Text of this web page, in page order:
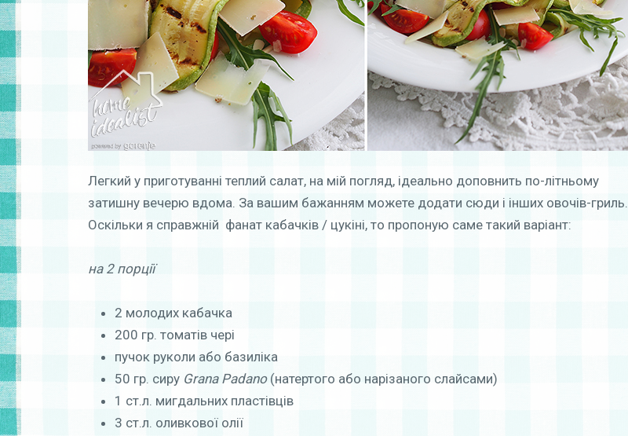
Легкий у приготуванні теплий салат, на мій погляд, ідеально доповнить по-літньому
затишну вечерю вдома. За вашим бажанням можете додати сюди і інших овочів-гриль.
Оскільки я справжній фанат кабачків / цукіні, то пропоную саме такий варіант:
на 2 порції
2 молодих кабачка
200 гр. томатів чері
пучок руколи або базиліка
50 гр. сиру Grana Padano(натертого або нарізаного слайсами)
1 ст.л. мигдальних пластівців
3 ст.л. оливкової олії